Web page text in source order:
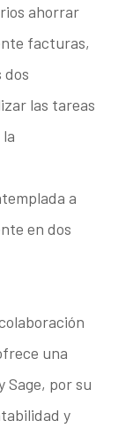
ahorrar
facturas,
dos
las tareas
a
en dos
una
Sage, por su
y